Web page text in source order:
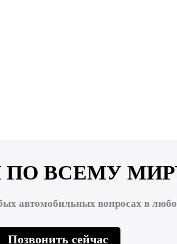
ВСЕМУ
автомобильных вопросах в
Позвонить сейчас